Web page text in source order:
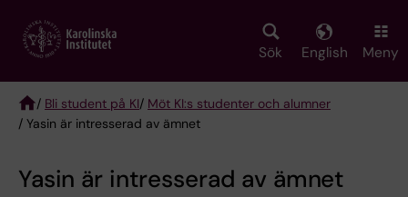
main
Sök English Meny
Breadcrumb
/ Bli student på KI/ Möt KI:s studenter och alumner
/ Yasin är intresserad av ämnet
Yasin är intresserad av ämnet